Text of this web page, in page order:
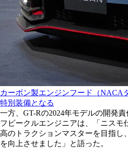
カーボン製エンジンフード（NACA
特別装備となる
一方、GT-Rの2024年モデルの開発
フビークルエンジニアは、「ニスモ
高のトラクションマスターを目指し
を向上させました」と語った。